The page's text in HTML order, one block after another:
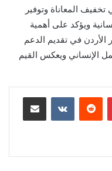
المعاناة وتوفير
ويؤكد على أهمية
الأردن في تقديم الدعم
الإنساني ويعكس القيم
بينتيريست مشاركة عبر البريد